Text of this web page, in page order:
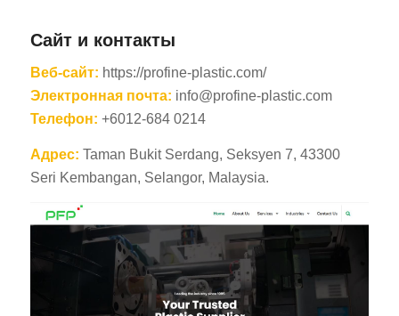
Сайт и контакты
Веб-сайт: https://profine-plastic.com/
Электронная почта: info@profine-plastic.com
Телефон: +6012-684 0214
Адрес: Taman Bukit Serdang, Seksyen 7, 43300
Seri Kembangan, Selangor, Malaysia.